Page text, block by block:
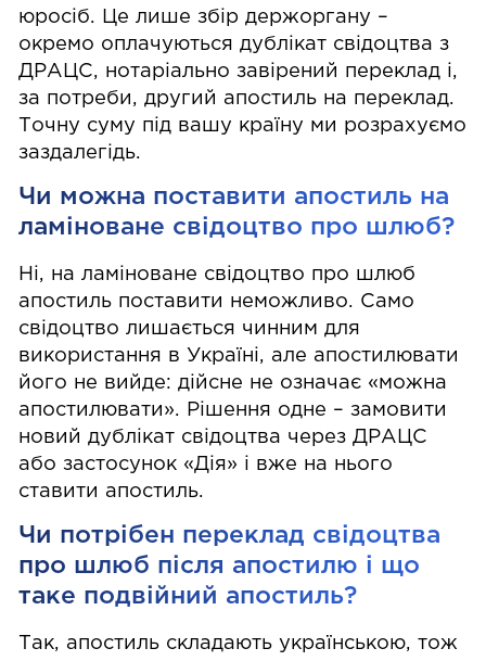
юросіб. Це лише збір держоргану –
окремо оплачуються дублікат свідоцтва з
ДРАЦС, нотаріально завірений переклад і,
за потреби, другий апостиль на переклад.
Точну суму під вашу країну ми розрахуємо
заздалегідь.
Чи можна поставити апостиль на
ламіноване свідоцтво про шлюб?
Ні, на ламіноване свідоцтво про шлюб
апостиль поставити неможливо. Само
свідоцтво лишається чинним для
використання в Україні, але апостилювати
його не вийде: дійсне не означає «можна
апостилювати». Рішення одне – замовити
новий дублікат свідоцтва через ДРАЦС
або застосунок «Дія» і вже на нього
ставити апостиль.
Чи потрібен переклад свідоцтва
про шлюб після апостилю і що
таке подвійний апостиль?
Так, апостиль складають українською, тож